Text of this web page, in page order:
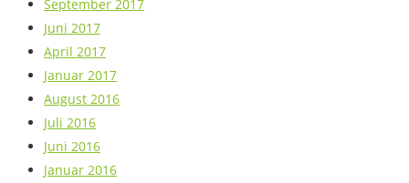
September 2017
Juni 2017
April 2017
Januar 2017
August 2016
Juli 2016
Juni 2016
Januar 2016